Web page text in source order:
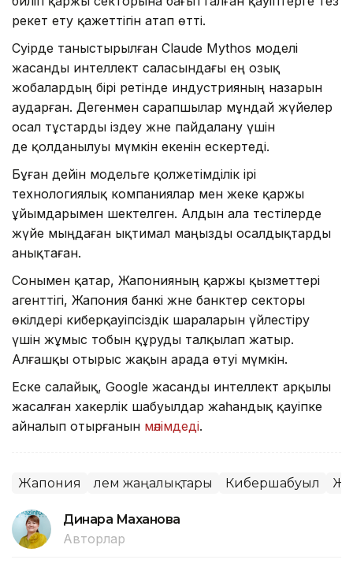
әрекет ету қажеттігін атап өтті.
Сәуірде таныстырылған Claude Mythos моделі
жасанды интеллект саласындағы ең озық
жобалардың бірі ретінде индустрияның назарын
аударған. Дегенмен сарапшылар мұндай жүйелер
осал тұстарды іздеу және пайдалану үшін
де қолданылуы мүмкін екенін ескертеді.
Бұған дейін модельге қолжетімділік ірі
технологиялық компаниялар мен жеке қаржы
ұйымдарымен шектелген. Алдын ала тестілерде
жүйе мыңдаған ықтимал маңызды осалдықтарды
анықтаған.
Сонымен қатар, Жапонияның қаржы қызметтері
агенттігі, Жапония банкі және банктер секторы
өкілдері киберқауіпсіздік шараларын үйлестіру
үшін жұмыс тобын құруды талқылап жатыр.
Алғашқы отырыс жақын арада өтуі мүмкін.
Еске салайық, Google жасанды интеллект арқылы
жасалған хакерлік шабуылдар жаһандық қауіпке
айналып отырғанын мәлімдеді.
Жапония Әлем жаңалықтары Кибершабуыл
Динара Маханова
Авторлар